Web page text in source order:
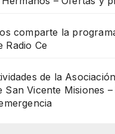
comparte la
Radio Ce
de la Asociación
San Vicente Misiones –